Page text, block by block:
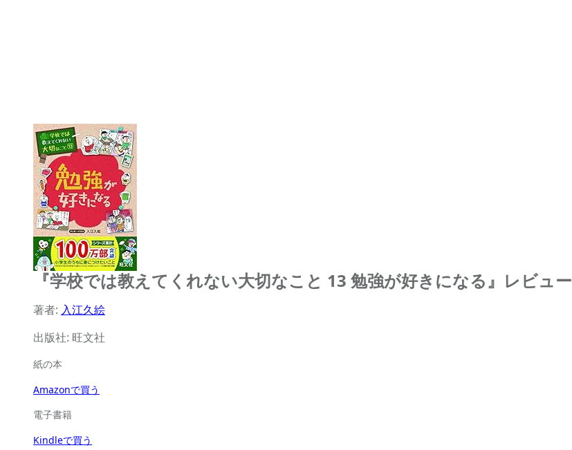
『学校では教えてくれない大切なこと 13 勉強が好きになる』レビュー
著者: 入江久絵
出版社: 旺文社
紙の本
Amazonで買う
電子書籍
Kindleで買う